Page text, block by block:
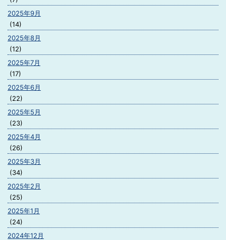
2025年9月
(14)
2025年8月
(12)
2025年7月
(17)
2025年6月
(22)
2025年5月
(23)
2025年4月
(26)
2025年3月
(34)
2025年2月
(25)
2025年1月
(24)
2024年12月